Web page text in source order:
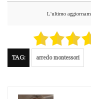
L'ultimo
TAG: arredo montessori